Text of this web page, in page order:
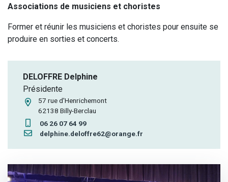
Associations de musiciens et choristes
Former et réunir les musiciens et choristes pour ensuite se
produire en sorties et concerts.
DELOFFRE Delphine
Présidente
57 rue d'Henrichemont
62138 Billy-Berclau
06 26 07 64 99
delphine.deloffre62@orange.fr